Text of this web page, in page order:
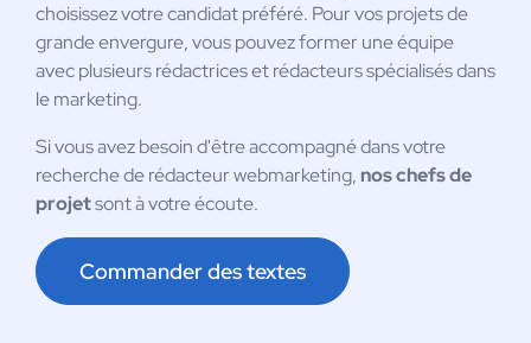
choisissez votre candidat préféré. Pour vos projets de
grande envergure, vous pouvez former une équipe
avec plusieurs rédactrices et rédacteurs spécialisés dans
le marketing.
Si vous avez besoin d'être accompagné dans votre
recherche de rédacteur webmarketing, nos chefs de
projetsont à votre écoute.
Commander des textes